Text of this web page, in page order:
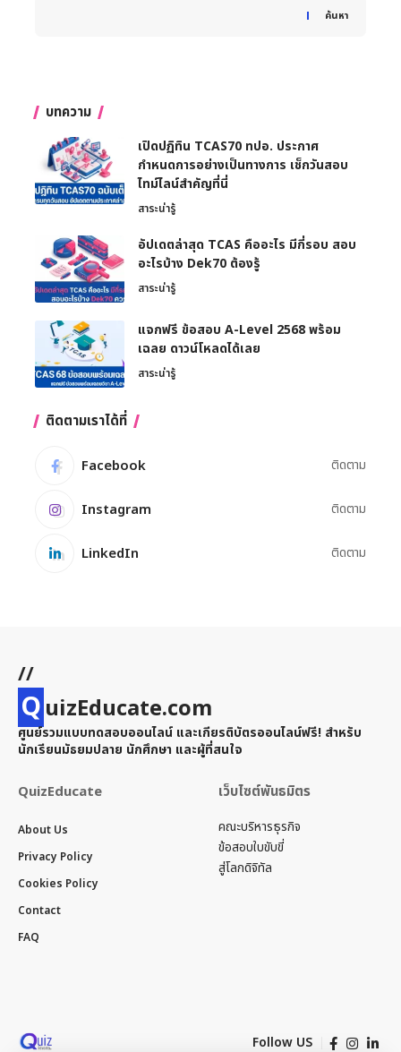
ค้นหา
When autocomplete results are available use up and
บทความ
เปิดปฏิทิน TCAS70 ทปอ. ประกาศ
กำหนดการอย่างเป็นทางการ เช็กวันสอบ
ไทม์ไลน์สำคัญที่นี่
สาระน่ารู้
อัปเดตล่าสุด TCAS คืออะไร มีกี่รอบ สอบ
อะไรบ้าง Dek70 ต้องรู้
สาระน่ารู้
แจกฟรี ข้อสอบ A-Level 2568 พร้อม
เฉลย ดาวน์โหลดได้เลย
สาระน่ารู้
ติดตามเราได้ที่
Facebook ติดตาม
Instagram ติดตาม
LinkedIn ติดตาม
//
QuizEducate.com
ศูนย์รวมแบบทดสอบออนไลน์ และเกียรติบัตรออนไลน์ฟรี! สำหรับ
นักเรียนมัธยมปลาย นักศึกษา และผู้ที่สนใจ
QuizEducate
About Us
Privacy Policy
Cookies Policy
Contact
FAQ
เว็บไซต์พันธมิตร
คณะบริหารธุรกิจ
ข้อสอบใบขับขี่
สู่โลกดิจิทัล
Follow US